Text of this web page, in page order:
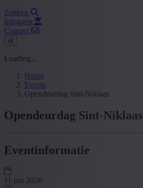
Zoeken
Inloggen
Contact
nl
Loading...
Home
Events
Opendeurdag Sint-Niklaas
Opendeurdag Sint-Niklaas
Eventinformatie
11 jun 2026